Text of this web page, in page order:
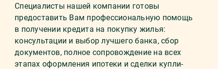
Специалисты нашей компании готовы
предоставить Вам профессиональную помощь
в получении кредита на покупку жилья:
консультации и выбор лучшего банка, сбор
документов, полное сопровождение на всех
этапах оформления ипотеки и сделки купли-